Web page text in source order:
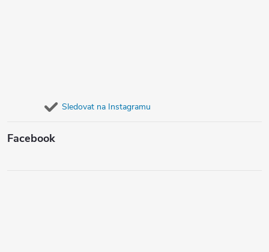
Sledovat na Instagramu
Facebook